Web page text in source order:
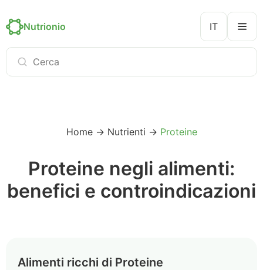
Nutrionio IT
Home→ Nutrienti → Proteine
Proteine negli alimenti:
benefici e controindicazioni
Alimenti ricchi di Proteine